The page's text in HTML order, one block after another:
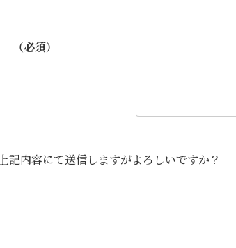
（必須）
記内容にて送信しますがよろしいですか？